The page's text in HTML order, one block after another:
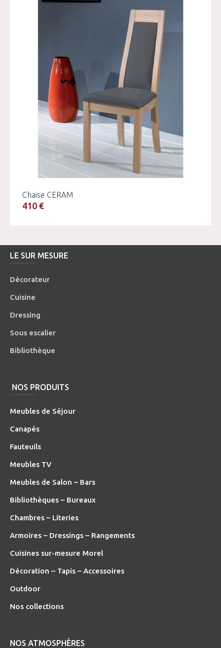
Chaise CERAM
410 €
LE SUR MESURE
Décorateur
Cuisine
Dressing
Sous escalier
Bibliothèque
NOS PRODUITS
Meubles de Séjour
Canapés
Fauteuils
Meubles TV
Meubles de Salon – Bars
Bibliothèques – Bureaux
Chambres – Literies
Armoires – Dressings – Rangements
Cuisines sur-mesure Morel
Décoration – Tapis – Accessoires
Outdoor
Nos collections
NOS ATMOSPHÈRES